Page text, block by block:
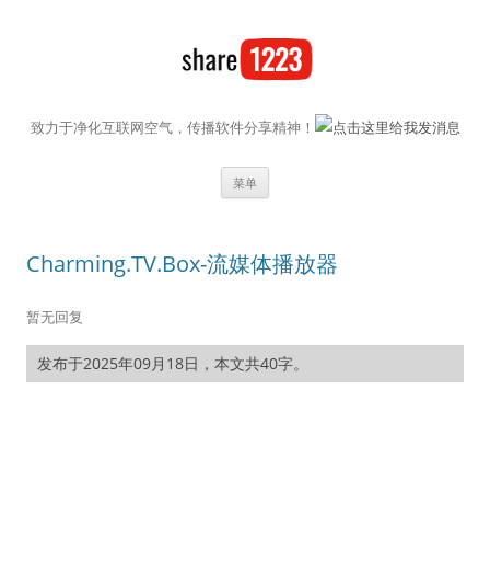
致力于净化互联网空气，传播软件分享精神！
菜单
Charming.TV.Box-流媒体播放器
暂无回复
发布于2025年09月18日，本文共40字。